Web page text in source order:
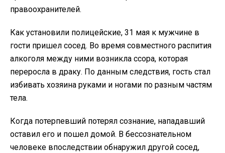
правоохранителей.
Как установили полицейские, 31 мая к мужчине в
гости пришел сосед. Во время совместного распития
алкоголя между ними возникла ссора, которая
переросла в драку. По данным следствия, гость стал
избивать хозяина руками и ногами по разным частям
тела.
Когда потерпевший потерял сознание, нападавший
оставил его и пошел домой. В бессознательном
человеке впоследствии обнаружил другой сосед,